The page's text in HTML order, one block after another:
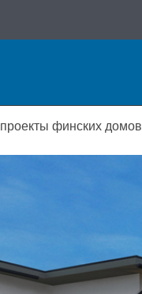
проекты финских домов